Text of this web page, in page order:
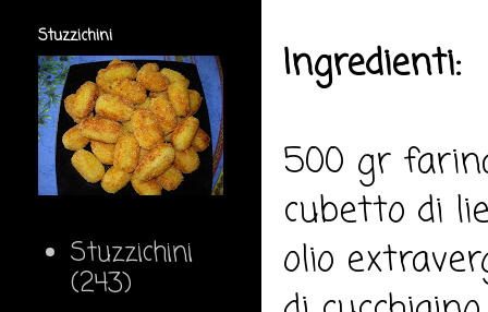
Ingredienti:
500 gr
cubetto di
olio
Stuzzichini
Stuzzichini
(243)